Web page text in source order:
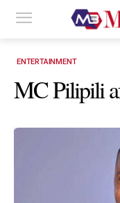
ENTERTAINMENT
MC Pilipili